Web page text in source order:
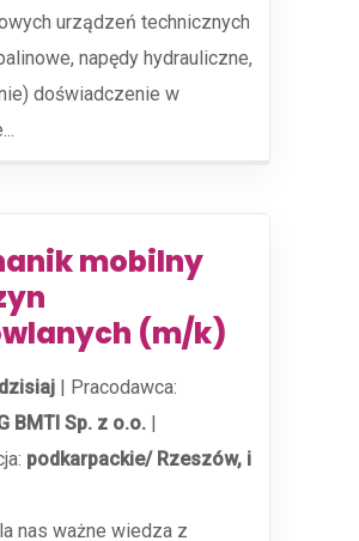
urządzeń technicznych
napędy hydrauliczne,
doświadczenie w
mobilny
(m/k)
dzisiaj | Pracodawca:
BMTI Sp. z o.o. |
podkarpackie/ Rzeszów, i
nas ważne wiedza z